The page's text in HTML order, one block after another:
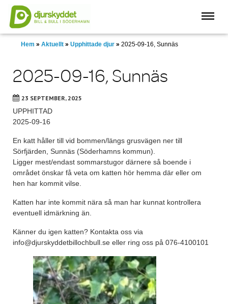
Skip
main
contentHem » Aktuellt » Upphittade djur » 2025-09-16, Sunnäs
2025-09-16, Sunnäs
23 SEPTEMBER, 2025
UPPHITTAD
2025-09-16
En katt håller till vid bommen/längs grusvägen ner till
Sörfjärden, Sunnäs (Söderhamns kommun).
Ligger mest/endast sommarstugor därnere så boende i
området önskar få veta om katten hör hemma där eller om
hen har kommit vilse.
Katten har inte kommit nära så man har kunnat kontrollera
eventuell idmärkning än.
Känner du igen katten? Kontakta oss via
info@djurskyddetbillochbull.se eller ring oss på 076-4100101